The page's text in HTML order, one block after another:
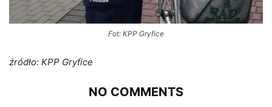
Fot: KPP Gryfice
źródło: KPP Gryfice
NO COMMENTS